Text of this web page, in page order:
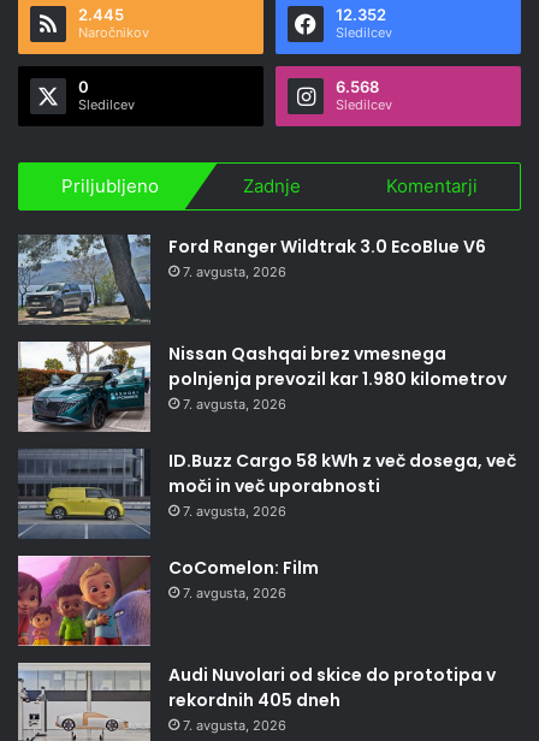
2.445
Naročnikov
12.352
Sledilcev
0
Sledilcev
6.568
Sledilcev
Priljubljeno Zadnje Komentarji
Ford Ranger Wildtrak 3.0 EcoBlue V6
7. avgusta, 2026
Nissan Qashqai brez vmesnega
polnjenja prevozil kar 1.980 kilometrov
7. avgusta, 2026
ID.Buzz Cargo 58 kWh z več dosega, več
moči in več uporabnosti
7. avgusta, 2026
CoComelon: Film
7. avgusta, 2026
Audi Nuvolari od skice do prototipa v
rekordnih 405 dneh
7. avgusta, 2026